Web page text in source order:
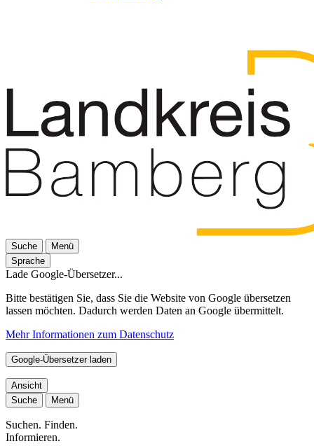
Suche
Menü
Sprache
Lade Google-Übersetzer...
Bitte bestätigen Sie, dass Sie die Website von Google übersetzen
lassen möchten. Dadurch werden Daten an Google übermittelt.
Mehr Informationen zum Datenschutz
Google-Übersetzer laden
Ansicht
Suche
Menü
Suchen. Finden.
Informieren.